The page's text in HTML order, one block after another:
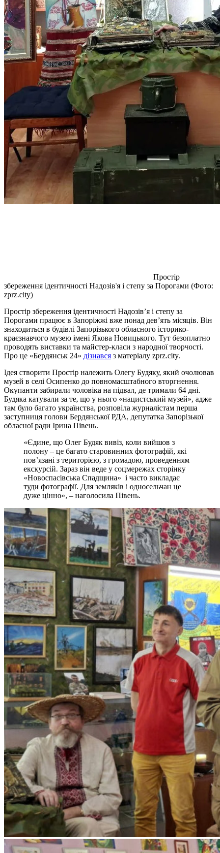
Простір
збереження ідентичності Надозів'я і степу за Порогами (Фото:
zprz.city)
Простір збереження ідентичності Надозів’я і степу за
Порогами працює в Запоріжжі вже понад дев’ять місяців. Він
знаходиться в будівлі Запорізького обласного історико-
краєзнавчого музею імені Якова Новицького. Тут безоплатно
проводять виставки та майстер-класи з народної творчості.
Про це «Бердянськ 24» дізнався з матеріалу zprz.city.
Ідея створити Простір належить Олегу Будяку, який очолював
музей в селі Осипенко до повномасштабного вторгнення.
Окупанти забирали чоловіка на підвал, де тримали 64 дні.
Будяка катували за те, що у нього «нацистський музей», адже
там було багато українства, розповіла журналістам перша
заступниця голови Бердянської РДА, депутатка Запорізької
обласної ради Ірина Півень.
«Єдине, що Олег Будяк вивіз, коли вийшов з
полону – це багато старовинних фотографій, які
пов’язані з територією, з громадою, проведенням
екскурсій. Зараз він веде у соцмережах сторінку
«Новоспасівська Спадщина» і часто викладає
туди фотографії. Для земляків і односельчан це
дуже цінно», – наголосила Півень.